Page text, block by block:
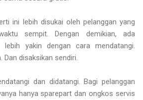
ini lebih disukai oleh pelanggan yang
sempit. Dengan demikian, ada
lebih yakin dengan cara mendatangi.
Dan disaksikan sendiri.
dan didatangi. Bagi pelanggan
hanya sparepart dan ongkos servis